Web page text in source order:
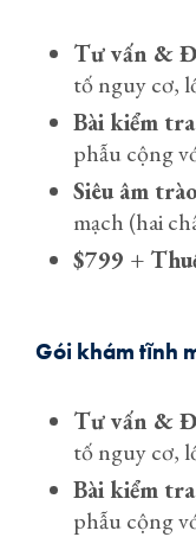
Tư vấn &
tố nguy cơ,
Bài kiểm tra
phẫu cộng
Siêu âm
mạch (hai
$799 +
Gói khám tĩnh
Tư vấn &
tố nguy cơ,
Bài kiểm tra
phẫu cộng